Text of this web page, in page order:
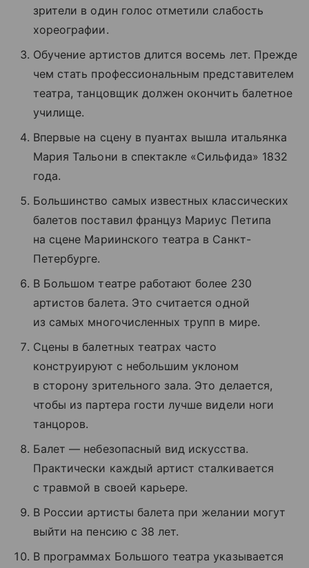
зрители в один голос отметили слабость
хореографии.
Обучение артистов длится восемь лет. Прежде
чем стать профессиональным представителем
театра, танцовщик должен окончить балетное
училище.
Впервые на сцену в пуантах вышла итальянка
Мария Тальони в спектакле «Сильфида» 1832
года.
Большинство самых известных классических
балетов поставил француз Мариус Петипа
на сцене Мариинского театра в Санкт-
Петербурге.
В Большом театре работают более 230
артистов балета. Это считается одной
из самых многочисленных трупп в мире.
Сцены в балетных театрах часто
конструируют с небольшим уклоном
в сторону зрительного зала. Это делается,
чтобы из партера гости лучше видели ноги
танцоров.
Балет — небезопасный вид искусства.
Практически каждый артист сталкивается
с травмой в своей карьере.
В России артисты балета при желании могут
выйти на пенсию с 38 лет.
В программах Большого театра указывается